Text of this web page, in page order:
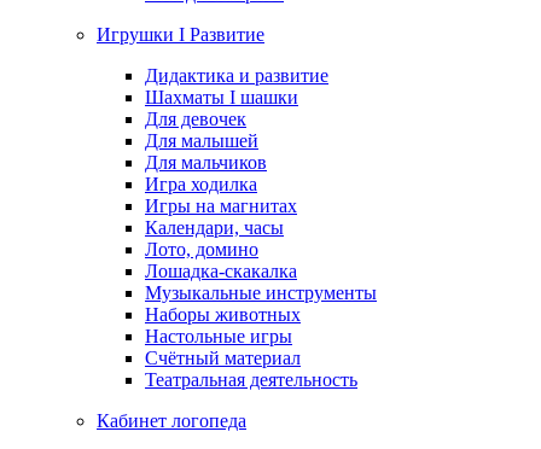
Игрушки I Развитие
Дидактика и развитие
Шахматы I шашки
Для девочек
Для малышей
Для мальчиков
Игра ходилка
Игры на магнитах
Календари, часы
Лото, домино
Лошадка-скакалка
Музыкальные инструменты
Наборы животных
Настольные игры
Счётный материал
Театральная деятельность
Кабинет логопеда